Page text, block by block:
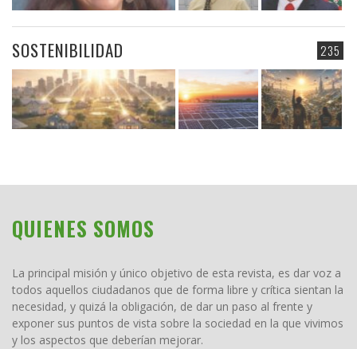
235
SOSTENIBILIDAD
QUIENES SOMOS
La principal misión y único objetivo de esta revista, es dar voz a
todos aquellos ciudadanos que de forma libre y crítica sientan la
necesidad, y quizá la obligación, de dar un paso al frente y
exponer sus puntos de vista sobre la sociedad en la que vivimos
y los aspectos que deberían mejorar.